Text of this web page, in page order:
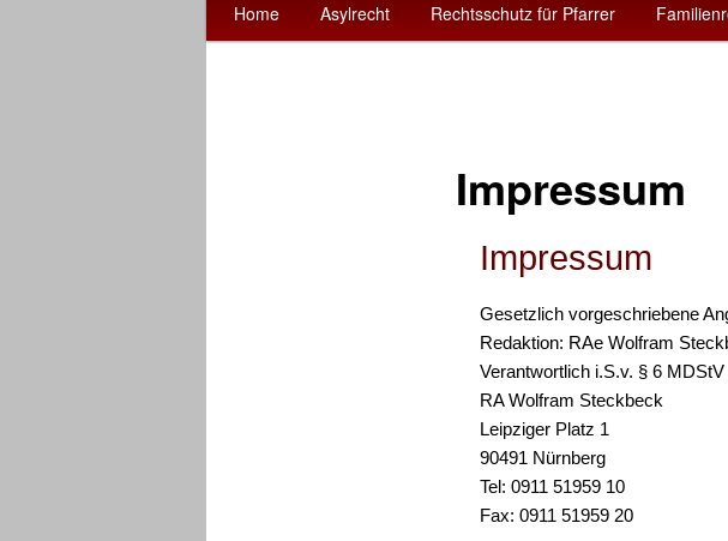
Zum
Home Asylrecht Rechtsschutz für Pfarrer
Impressum
Impressum
Gesetzlich vorgeschriebene
Redaktion: RAe Wolfram
Verantwortlich i.S.v. § 6 MDStV
RA Wolfram Steckbeck
Leipziger Platz 1
90491 Nürnberg
Tel: 0911 51959 10
Fax: 0911 51959 20